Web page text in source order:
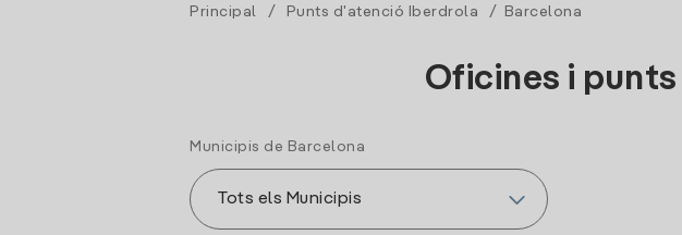
Principal / Punts d'atenció Iberdrola / Barcelona
Oficines i
Municipis de Barcelona